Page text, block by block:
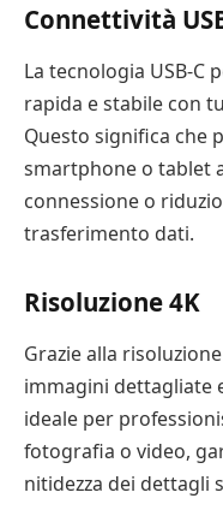
Connettività
La tecnologia USB-C
rapida e stabile con
Questo significa che
smartphone o tablet
connessione o
trasferimento dati.
Risoluzione 4K
Grazie alla
immagini dettagliate
ideale per
fotografia o video,
nitidezza dei dettagli